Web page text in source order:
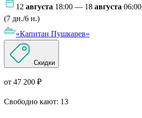
12 августа 18:00 — 18 августа 06:00
(7 дн./6 н.)
«Капитан Пушкарев»
Скидки
от 47 200 ₽
Свободно кают: 13